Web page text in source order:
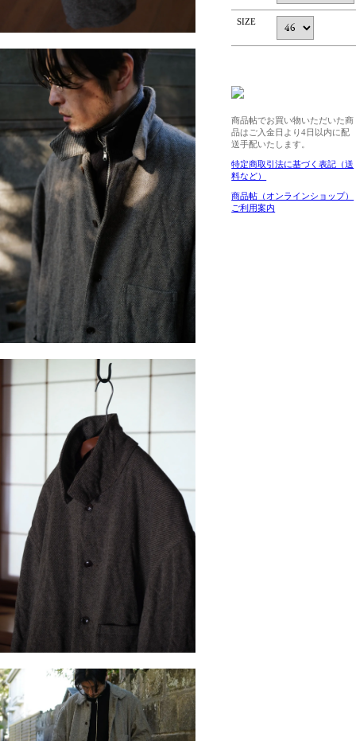
SIZE
商品帖でお買い物いただいた商
品はご入金日より4日以内に配
送手配いたします。
特定商取引法に基づく表記（送
料など）
商品帖（オンラインショップ）
ご利用案内